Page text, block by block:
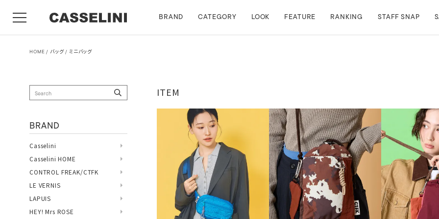
BRAND CATEGORY LOOK FEATURE RANKING STAFF SNAP
HOME バッグ ミニバッグ
ITEM
BRAND
Casselini
Casselini HOME
CONTROL FREAK/CTFK
LE VERNIS
LAPUIS
HEY! Mrs ROSE